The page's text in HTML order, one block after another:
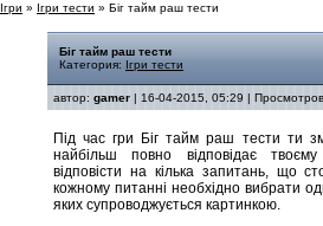
Ігри » Ігри тести » Біг тайм раш тести
Біг тайм раш тести
Категория: Ігри тести
автор: gamer | 16-04-2015, 05:29 |
Під час гри Біг тайм раш тести ти
найбільш повно відповідає
відповісти на кілька запитань, що
кожному питанні необхідно вибрати
яких супроводжується картинкою.